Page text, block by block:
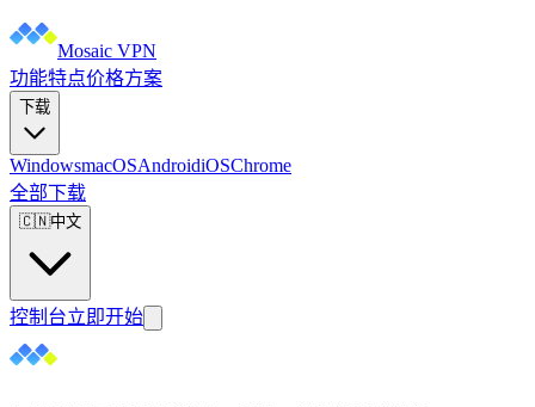
Mosaic VPN
功能特点价格方案
下载
WindowsmacOSAndroidiOSChrome
全部下载
🇨🇳中文
控制台立即开始